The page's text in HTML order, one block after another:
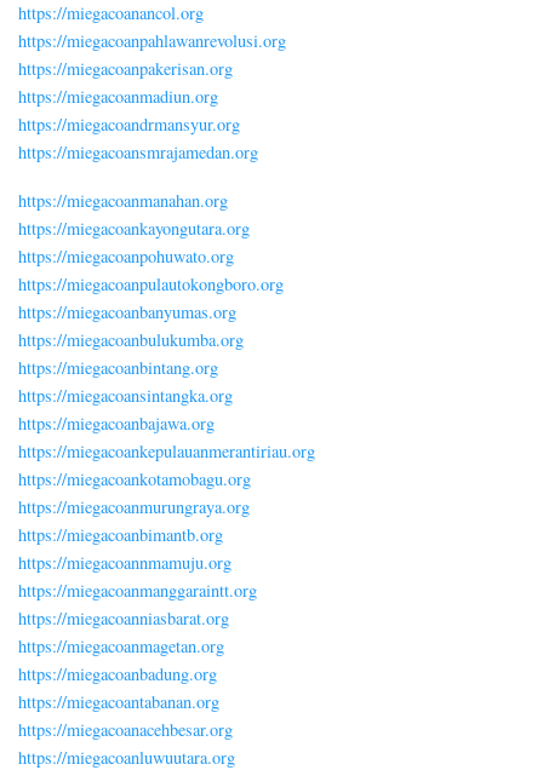
https://miegacoanancol.org
https://miegacoanpahlawanrevolusi.org
https://miegacoanpakerisan.org
https://miegacoanmadiun.org
https://miegacoandrmansyur.org
https://miegacoansmrajamedan.org
https://miegacoanmanahan.org
https://miegacoankayongutara.org
https://miegacoanpohuwato.org
https://miegacoanpulautokongboro.org
https://miegacoanbanyumas.org
https://miegacoanbulukumba.org
https://miegacoanbintang.org
https://miegacoansintangka.org
https://miegacoanbajawa.org
https://miegacoankepulauanmerantiriau.org
https://miegacoankotamobagu.org
https://miegacoanmurungraya.org
https://miegacoanbimantb.org
https://miegacoannmamuju.org
https://miegacoanmanggaraintt.org
https://miegacoanniasbarat.org
https://miegacoanmagetan.org
https://miegacoanbadung.org
https://miegacoantabanan.org
https://miegacoanacehbesar.org
https://miegacoanluwuutara.org